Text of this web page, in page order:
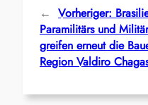
← Vorheriger:
Paramilitärs und
greifen erneut die
Region Valdiro